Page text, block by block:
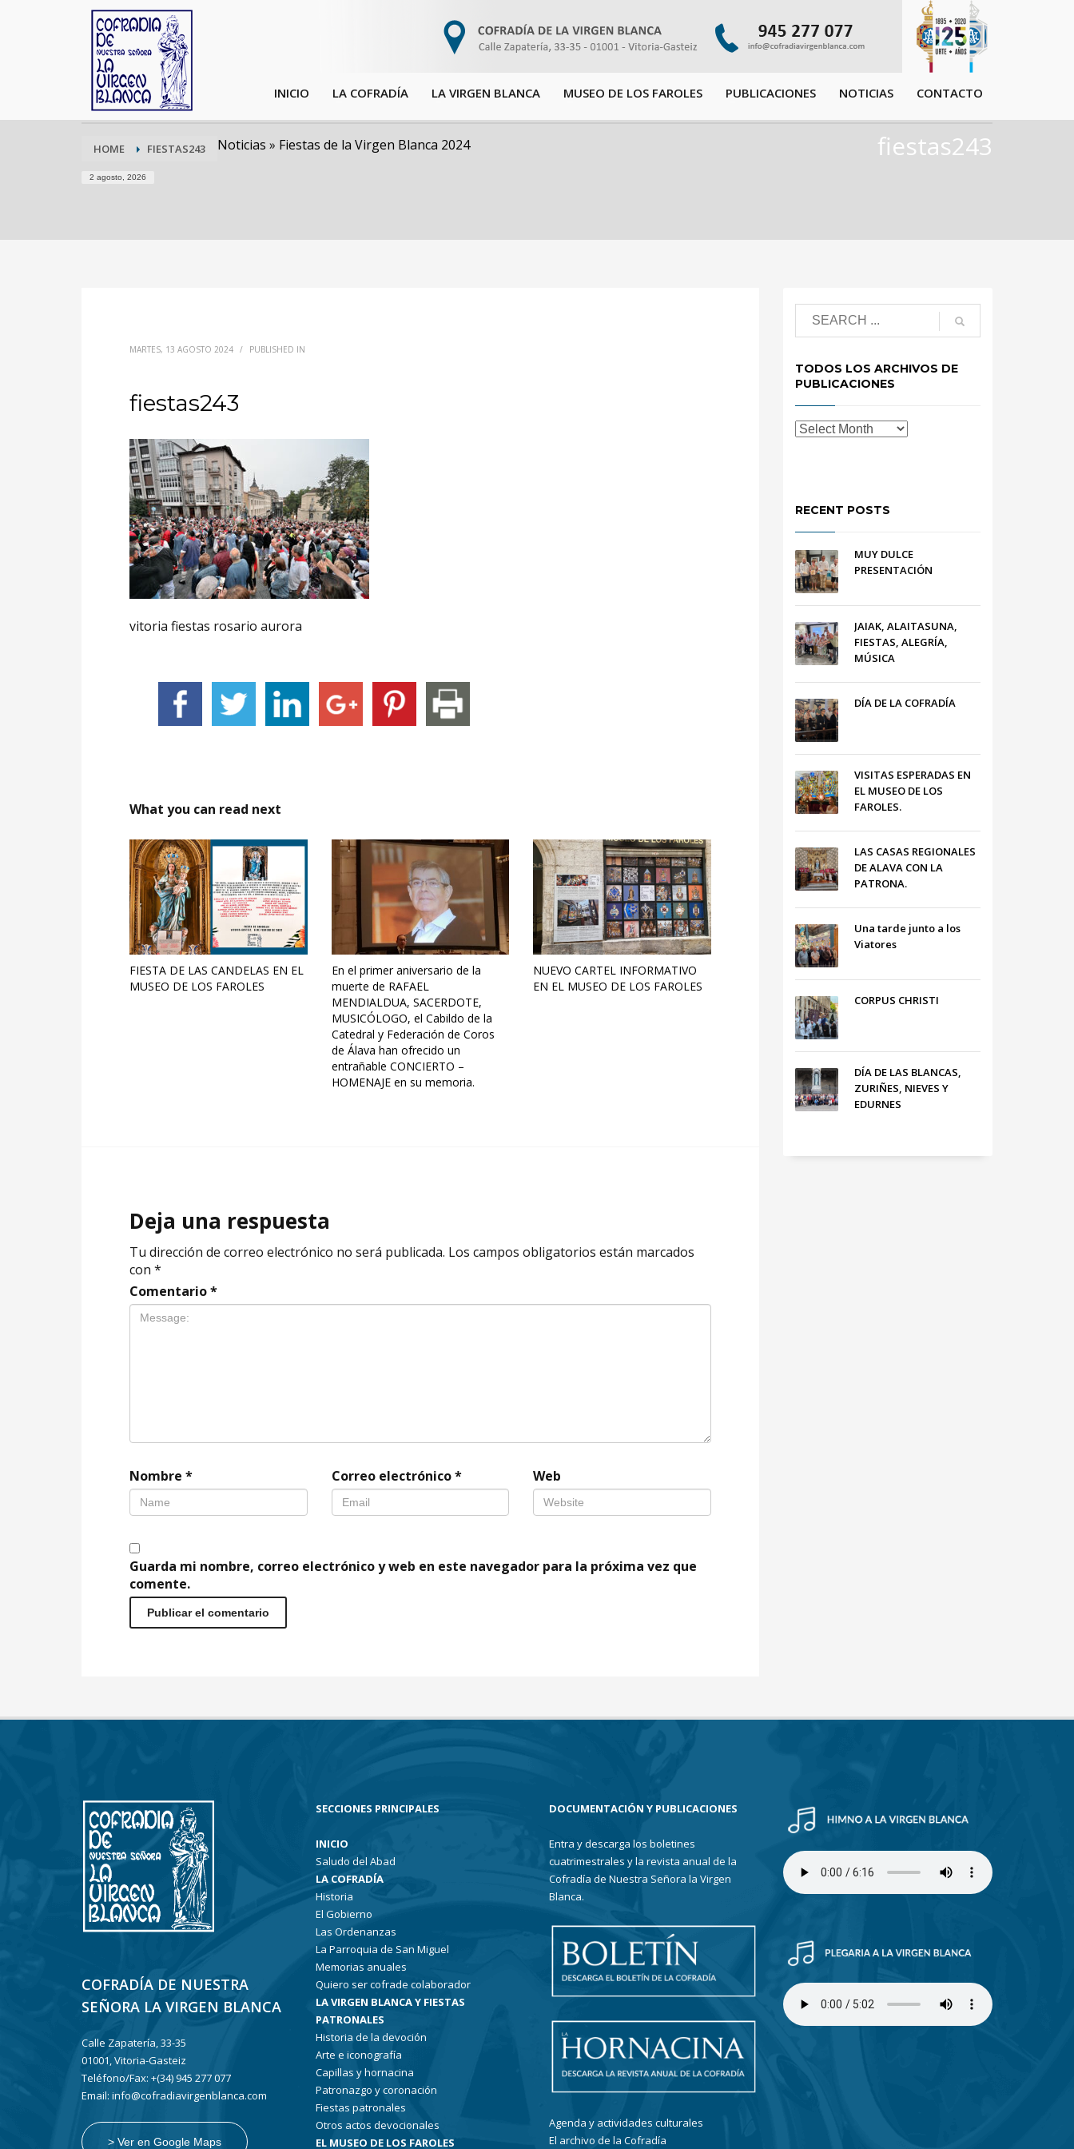
INICIO LA COFRADÍA LA VIRGEN BLANCA MUSEO DE LOS FAROLES PUBLICACIONES NOTICIAS CONTACTO
HOME Noticias » Fiestas de la Virgen Blanca 2024
FIESTAS243
2 agosto, 2026
fiestas243
MARTES, 13 AGOSTO 2024 / PUBLISHED IN
fiestas243
vitoria fiestas rosario aurora
What you can read next
FIESTA DE LAS CANDELAS EN EL
MUSEO DE LOS FAROLES
En el primer aniversario de la
muerte de RAFAEL
MENDIALDUA, SACERDOTE,
MUSICÓLOGO, el Cabildo de la
Catedral y Federación de Coros
de Álava han ofrecido un
entrañable CONCIERTO –
HOMENAJE en su memoria.
NUEVO CARTEL INFORMATIVO
EN EL MUSEO DE LOS FAROLES
Deja una respuesta
Tu dirección de correo electrónico no será publicada. Los campos obligatorios están marcados
con *
Comentario*
Nombre * Correo electrónico* Web
Guarda mi nombre, correo electrónico y web en este navegador para la próxima vez que
comente.
TODOS LOS ARCHIVOS DE
PUBLICACIONES
RECENT POSTS
MUY DULCE
PRESENTACIÓN
JAIAK, ALAITASUNA,
FIESTAS, ALEGRÍA,
MÚSICA
DÍA DE LA COFRADÍA
VISITAS ESPERADAS EN
EL MUSEO DE LOS
FAROLES.
LAS CASAS REGIONALES
DE ALAVA CON LA
PATRONA.
Una tarde junto a los
Viatores
CORPUS CHRISTI
DÍA DE LAS BLANCAS,
ZURIÑES, NIEVES Y
EDURNES
COFRADÍA DE NUESTRA
SEÑORA LA VIRGEN BLANCA
Calle Zapatería, 33-35
01001, Vitoria-Gasteiz
Teléfono/Fax: +(34) 945 277 077
Email: info@cofradiavirgenblanca.com
> Ver en Google Maps
SECCIONES PRINCIPALES
INICIO
Saludo del Abad
LA COFRADÍA
Historia
El Gobierno
Las Ordenanzas
La Parroquia de San Miguel
Memorias anuales
Quiero ser cofrade colaborador
LA VIRGEN BLANCA Y FIESTAS
PATRONALES
Historia de la devoción
Arte e iconografía
Capillas y hornacina
Patronazgo y coronación
Fiestas patronales
Otros actos devocionales
EL MUSEO DE LOS FAROLES
DOCUMENTACIÓN Y PUBLICACIONES
Entra y descarga los boletines
cuatrimestrales y la revista anual de la
Cofradía de Nuestra Señora la Virgen
Blanca.
Agenda y actividades culturales
El archivo de la Cofradía